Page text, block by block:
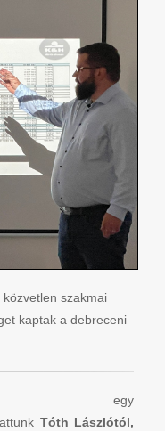
szakmai
kaptak a debreceni
egy
Tóth Lászlótól,